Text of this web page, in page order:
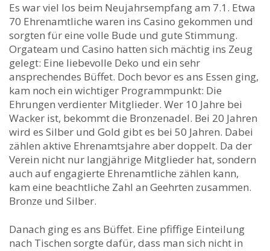
Es war viel los beim Neujahrsempfang am 7.1. Etwa
70 Ehrenamtliche waren ins Casino gekommen und
sorgten für eine volle Bude und gute Stimmung.
Orgateam und Casino hatten sich mächtig ins Zeug
gelegt: Eine liebevolle Deko und ein sehr
ansprechendes Büffet. Doch bevor es ans Essen ging,
kam noch ein wichtiger Programmpunkt: Die
Ehrungen verdienter Mitglieder. Wer 10 Jahre bei
Wacker ist, bekommt die Bronzenadel. Bei 20 Jahren
wird es Silber und Gold gibt es bei 50 Jahren. Dabei
zählen aktive Ehrenamtsjahre aber doppelt. Da der
Verein nicht nur langjährige Mitglieder hat, sondern
auch auf engagierte Ehrenamtliche zählen kann,
kam eine beachtliche Zahl an Geehrten zusammen.
Bronze und Silber.
Danach ging es ans Büffet. Eine pfiffige Einteilung
nach Tischen sorgte dafür, dass man sich nicht in